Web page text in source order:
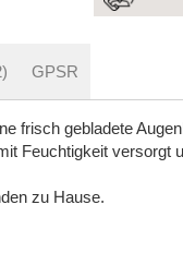
frisch gebladete
Feuchtigkeit versorgt
zu Hause.
GPSR